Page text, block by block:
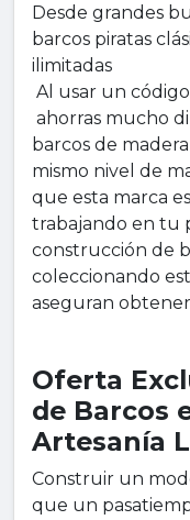
Desde grandes
barcos piratas
ilimitadas
Al usar un
ahorras mucho
barcos de
mismo nivel de
que esta marca
trabajando en tu
construcción de
coleccionando
aseguran
Oferta
de Barcos
Artesanía
Construir un
que un